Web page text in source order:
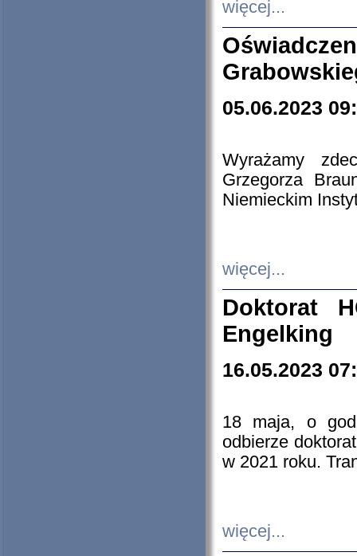
więcej...
05.06.2023
Wyrażamy
Grzegorza
Niemieckim
więcej...
Doktorat
Engelking
16.05.2023
18 maja, o
odbierze
w 2021 roku.
więcej...